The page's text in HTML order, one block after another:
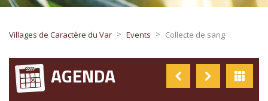
Villages de Caractère du Var > Events > Collecte de sang
AGENDA